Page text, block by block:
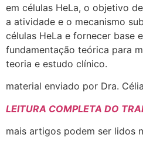
em células HeLa, o objetivo
a atividade e o mecanismo
células HeLa e fornecer base
fundamentação teórica para
teoria e estudo clínico.
material enviado por Dra.
LEITURA COMPLETA DO
mais artigos podem ser lidos